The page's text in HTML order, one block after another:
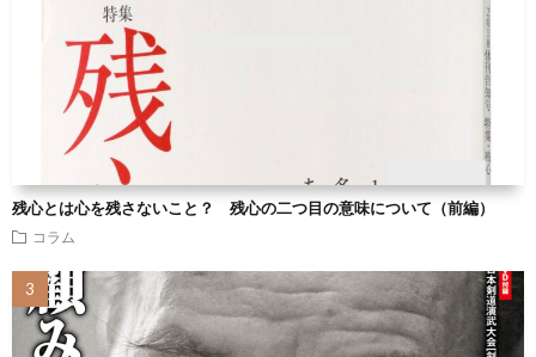
残心とは心を残さないこと？ 残心の二つ目の意味について（前編）
コラム